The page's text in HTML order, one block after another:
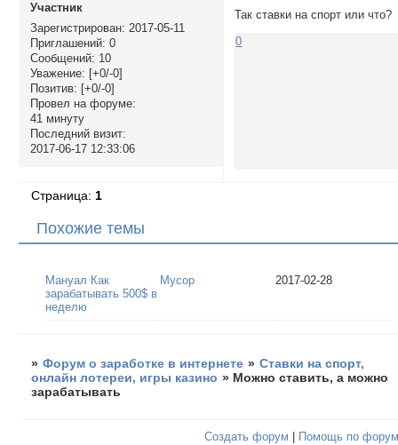
Участник
Зарегистрирован: 2017-05-11
Приглашений: 0
Сообщений: 10
Уважение: [+0/-0]
Позитив: [+0/-0]
Провел на форуме:
41 минуту
Последний визит:
2017-06-17 12:33:06
Так ставки на спорт или что?
0
Страница: 1
Похожие темы
Мануал Как
зарабатывать 500$ в
неделю
Мусор 2017-02-28
» Форум о заработке в интернете » Ставки на спорт,
онлайн лотереи, игры казино » Можно ставить, а можно
зарабатывать
Создать форум Помощь по